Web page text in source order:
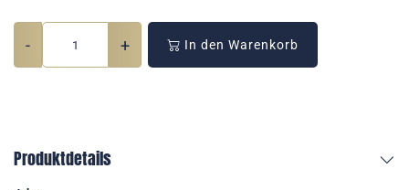
- + In den Warenkorb
Produktdetails